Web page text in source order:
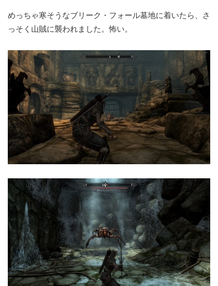
めっちゃ寒そうなブリーク・フォール墓地に着いたら、さ
っそく山賊に襲われました。怖い。